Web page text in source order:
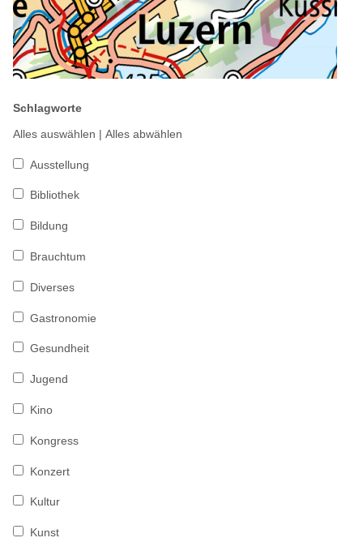
Schlagworte
Alles auswählen | Alles abwählen
Ausstellung
Bibliothek
Bildung
Brauchtum
Diverses
Gastronomie
Gesundheit
Jugend
Kino
Kongress
Konzert
Kultur
Kunst